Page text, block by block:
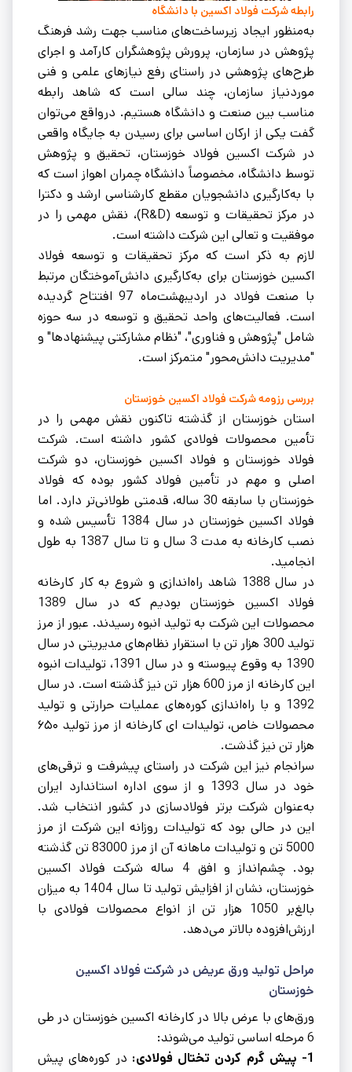
رابطه شرکت فولاد اکسین با دانشگاه
به‌منظور ایجاد زیرساخت‌های مناسب جهت رشد فرهنگ
پژوهش در سازمان، پرورش پژوهشگران کارآمد و اجرای
طرح‌های پژوهشی در راستای رفع نیازهای علمی و فنی
موردنیاز سازمان، چند سالی است که شاهد رابطه
مناسب بین صنعت و دانشگاه هستیم. درواقع می‌توان
گفت یکی از ارکان اساسی برای رسیدن به جایگاه واقعی
در شرکت اکسین فولاد خوزستان، تحقیق و پژوهش
توسط دانشگاه، مخصوصاً دانشگاه چمران اهواز است که
با به‌کارگیری دانشجویان مقطع کارشناسی ارشد و دکترا
در مرکز تحقیقات و توسعه (R&D)، نقش مهمی را در
موفقیت و تعالی این شرکت داشته است.
لازم به ذکر است که مرکز تحقیقات و توسعه فولاد
اکسین خوزستان برای به‌کارگیری دانش‌آموختگان مرتبط
با صنعت فولاد در اردیبهشت‌ماه 97 افتتاح گردیده
است. فعالیت‌های واحد تحقیق و توسعه در سه حوزه
شامل "پژوهش و فناوری"، "نظام مشارکتی پیشنهادها" و
"مدیریت دانش‌محور" متمرکز است.
بررسی رزومه شرکت فولاد اکسین خوزستان
استان خوزستان از گذشته تاکنون نقش مهمی را در
تأمین محصولات فولادی کشور داشته است. شرکت
فولاد خوزستان و فولاد اکسین خوزستان، دو شرکت
اصلی و مهم در تأمین فولاد کشور بوده که فولاد
خوزستان با سابقه 30 ساله، قدمتی طولانی‌تر دارد. اما
فولاد اکسین خوزستان در سال 1384 تأسیس شده و
نصب کارخانه به مدت 3 سال و تا سال 1387 به طول
انجامید.
در سال 1388 شاهد راه‌اندازی و شروع به کار کارخانه
فولاد اکسین خوزستان بودیم که در سال 1389
محصولات این شرکت به تولید انبوه رسیدند. عبور از مرز
تولید 300 هزار تن با استقرار نظام‌های مدیریتی در سال
1390 به وقوع پیوسته و در سال 1391، تولیدات انبوه
این کارخانه از مرز 600 هزار تن نیز گذشته است. در سال
1392 و با راه‌اندازی کوره‌های عملیات حرارتی و تولید
محصولات خاص، تولیدات ای کارخانه از مرز تولید ۶۵۰
هزار تن نیز گذشت.
سرانجام نیز این شرکت در راستای پیشرفت و ترقی‌های
خود در سال 1393 و از سوی اداره استاندارد ایران
به‌عنوان شرکت برتر فولادسازی در کشور انتخاب شد.
این در حالی بود که تولیدات روزانه این شرکت از مرز
5000 تن و تولیدات ماهانه آن از مرز 83000 تن گذشته
بود. چشم‌انداز و افق 4 ساله شرکت فولاد اکسین
خوزستان، نشان از افزایش تولید تا سال 1404 به میزان
بالغ‌بر 1050 هزار تن از انواع محصولات فولادی با
ارزش‌افزوده بالاتر می‌دهد.
مراحل تولید ورق عریض در شرکت فولاد اکسین
خوزستان
ورق‌های با عرض بالا در کارخانه اکسین خوزستان در طی
6 مرحله اساسی تولید می‌شوند:
1- پیش گرم کردن تختال فولادی:
در کوره‌های پیش